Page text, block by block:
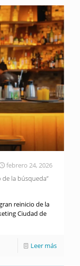
febrero 24, 2026
de la búsqueda”
reinicio de la
Ciudad de
Leer más